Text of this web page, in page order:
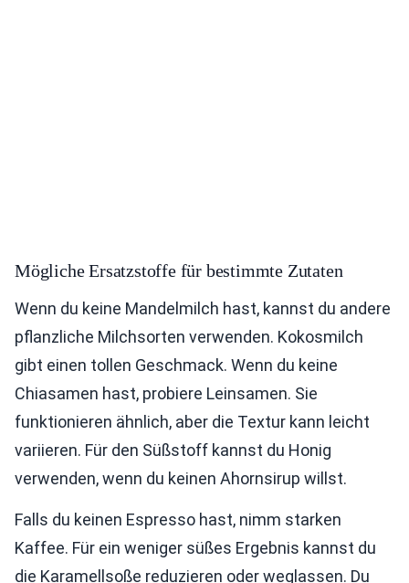
Mögliche Ersatzstoffe für bestimmte Zutaten
Wenn du keine Mandelmilch hast, kannst du andere
pflanzliche Milchsorten verwenden. Kokosmilch
gibt einen tollen Geschmack. Wenn du keine
Chiasamen hast, probiere Leinsamen. Sie
funktionieren ähnlich, aber die Textur kann leicht
variieren. Für den Süßstoff kannst du Honig
verwenden, wenn du keinen Ahornsirup willst.
Falls du keinen Espresso hast, nimm starken
Kaffee. Für ein weniger süßes Ergebnis kannst du
die Karamellsoße reduzieren oder weglassen. Du